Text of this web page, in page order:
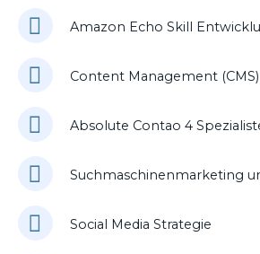
Amazon Echo Skill
Content Management
Absolute Contao 4
Suchmaschinenmarketing
Social Media Strategie